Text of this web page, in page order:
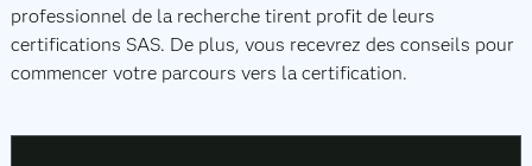
professionnel de la recherche tirent profit de leurs
certifications SAS. De plus, vous recevrez des conseils pour
commencer votre parcours vers la certification.